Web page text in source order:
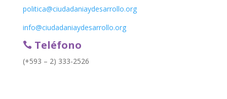
politica@ciudadaniaydesarrollo.org
info@ciudadaniaydesarrollo.org
Teléfono
(+593 – 2) 333-2526